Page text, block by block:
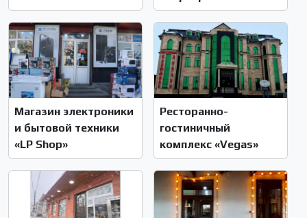
Магазин электроники
и бытовой техники
«LP Shop»
Ресторанно-
гостиничный
комплекс «Vegas»